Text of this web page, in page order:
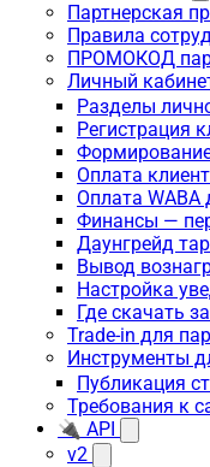
Партнерская
Правила
ПРОМОКОД
Личный
Разделы
Регистрация
Оплата
Оплата WABA
Финансы —
Даунгрейд
Вывод
Настройка
Где скачать
Trade-in для
Инструменты
Публикация
Требования к
🔌 API
v2